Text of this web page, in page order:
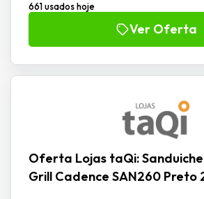
661 usados hoje
Ver Oferta
Oferta Lojas taQi:
Grill Cadence SAN260 Preto